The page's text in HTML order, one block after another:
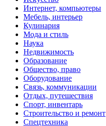
Интернет, компьютеры
Мебель, интерьер
Кулинария
Мода и стиль
Наука
Недвижимость
Образование
Общество, право
Оборудование
Связь, коммуникации
Отдых, путешествия
Спорт, инвентарь
Строительство и ремонт
Спецтехника